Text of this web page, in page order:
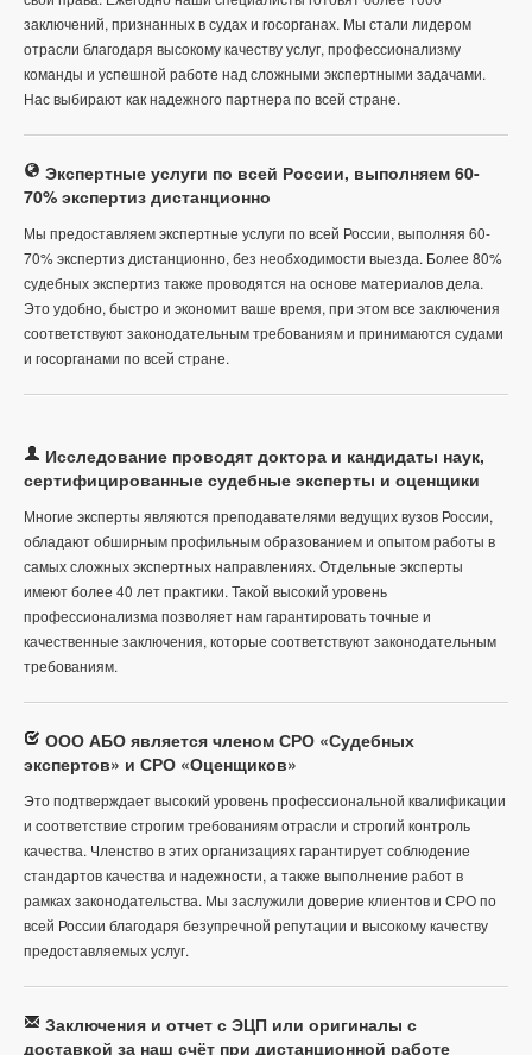
заключений, признанных в судах и госорганах. Мы стали лидером
отрасли благодаря высокому качеству услуг, профессионализму
команды и успешной работе над сложными экспертными задачами.
Нас выбирают как надежного партнера по всей стране.
Экспертные услуги по всей России, выполняем 60-
70% экспертиз дистанционно
Мы предоставляем экспертные услуги по всей России, выполняя 60-
70% экспертиз дистанционно, без необходимости выезда. Более 80%
судебных экспертиз также проводятся на основе материалов дела.
Это удобно, быстро и экономит ваше время, при этом все заключения
соответствуют законодательным требованиям и принимаются судами
и госорганами по всей стране.
Исследование проводят доктора и кандидаты наук,
сертифицированные судебные эксперты и оценщики
Многие эксперты являются преподавателями ведущих вузов России,
обладают обширным профильным образованием и опытом работы в
самых сложных экспертных направлениях. Отдельные эксперты
имеют более 40 лет практики. Такой высокий уровень
профессионализма позволяет нам гарантировать точные и
качественные заключения, которые соответствуют законодательным
требованиям.
ООО АБО является членом СРО «Судебных
экспертов» и СРО «Оценщиков»
Это подтверждает высокий уровень профессиональной квалификации
и соответствие строгим требованиям отрасли и строгий контроль
качества. Членство в этих организациях гарантирует соблюдение
стандартов качества и надежности, а также выполнение работ в
рамках законодательства. Мы заслужили доверие клиентов и СРО по
всей России благодаря безупречной репутации и высокому качеству
предоставляемых услуг.
Заключения и отчет с ЭЦП или оригиналы с
доставкой за наш счёт при дистанционной работе